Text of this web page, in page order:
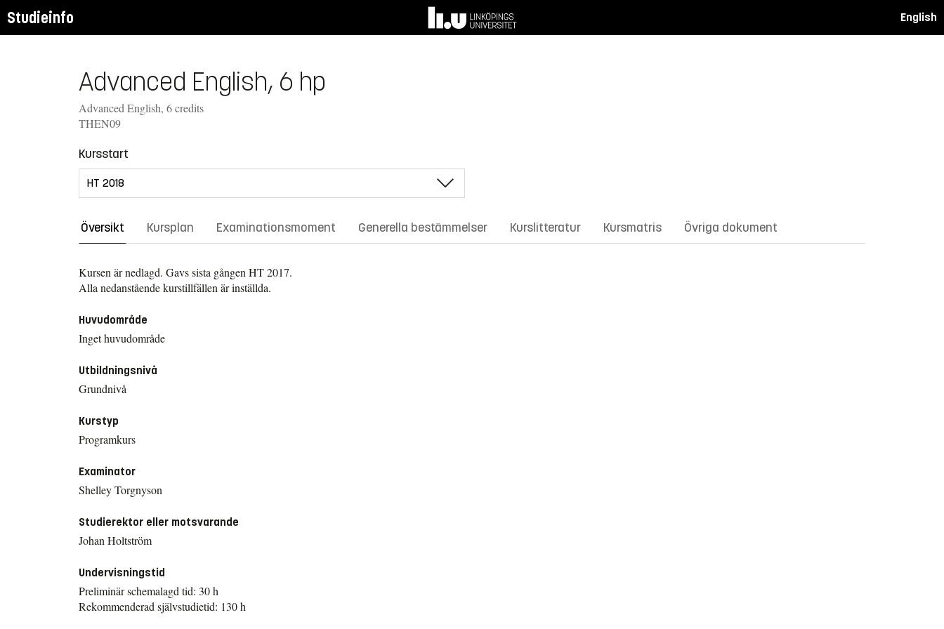
Studieinfo English
Advanced English, 6 hp
Advanced English, 6 credits
THEN09
Kursstart
Översikt Kursplan Examinationsmoment Generella bestämmelser Kurslitteratur Kursmatris Övriga dokument
Kursen är nedlagd. Gavs sista gången HT 2017.
Alla nedanstående kurstillfällen är inställda.
Huvudområde
Inget huvudområde
Utbildningsnivå
Grundnivå
Kurstyp
Programkurs
Examinator
Shelley Torgnyson
Studierektor eller motsvarande
Johan Holtström
Undervisningstid
Preliminär schemalagd tid: 30 h
Rekommenderad självstudietid: 130 h